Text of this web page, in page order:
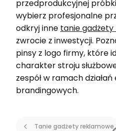
przedprodukcyjnej
wybierz profesjonalne
odkryj inne tanie
zwrocie z inwestycji.
pinsy z logo firmy, które
charakter stroju
zespół w ramach
brandingowych.
Tanie gadżety reklamowe